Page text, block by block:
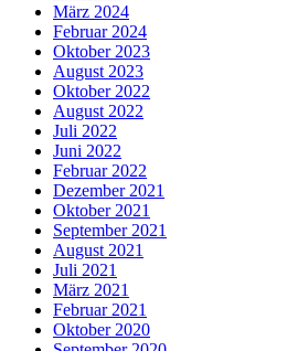
März 2024
Februar 2024
Oktober 2023
August 2023
Oktober 2022
August 2022
Juli 2022
Juni 2022
Februar 2022
Dezember 2021
Oktober 2021
September 2021
August 2021
Juli 2021
März 2021
Februar 2021
Oktober 2020